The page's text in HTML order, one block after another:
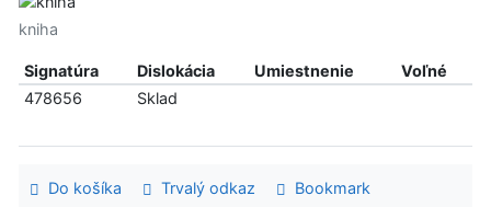
kniha
Signatúra Dislokácia Umiestnenie
Voľné
478656
Sklad
Do košíka Trvalý odkaz
Bookmark